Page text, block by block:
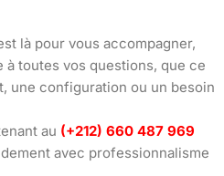
là pour vous accompagner,
toutes vos questions, que ce
une configuration ou un besoin
au (+212) 660 487 969
avec professionnalisme